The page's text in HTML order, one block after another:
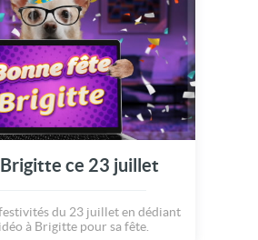
ce 23 juillet
du 23 juillet en dédiant
à Brigitte pour sa fête.